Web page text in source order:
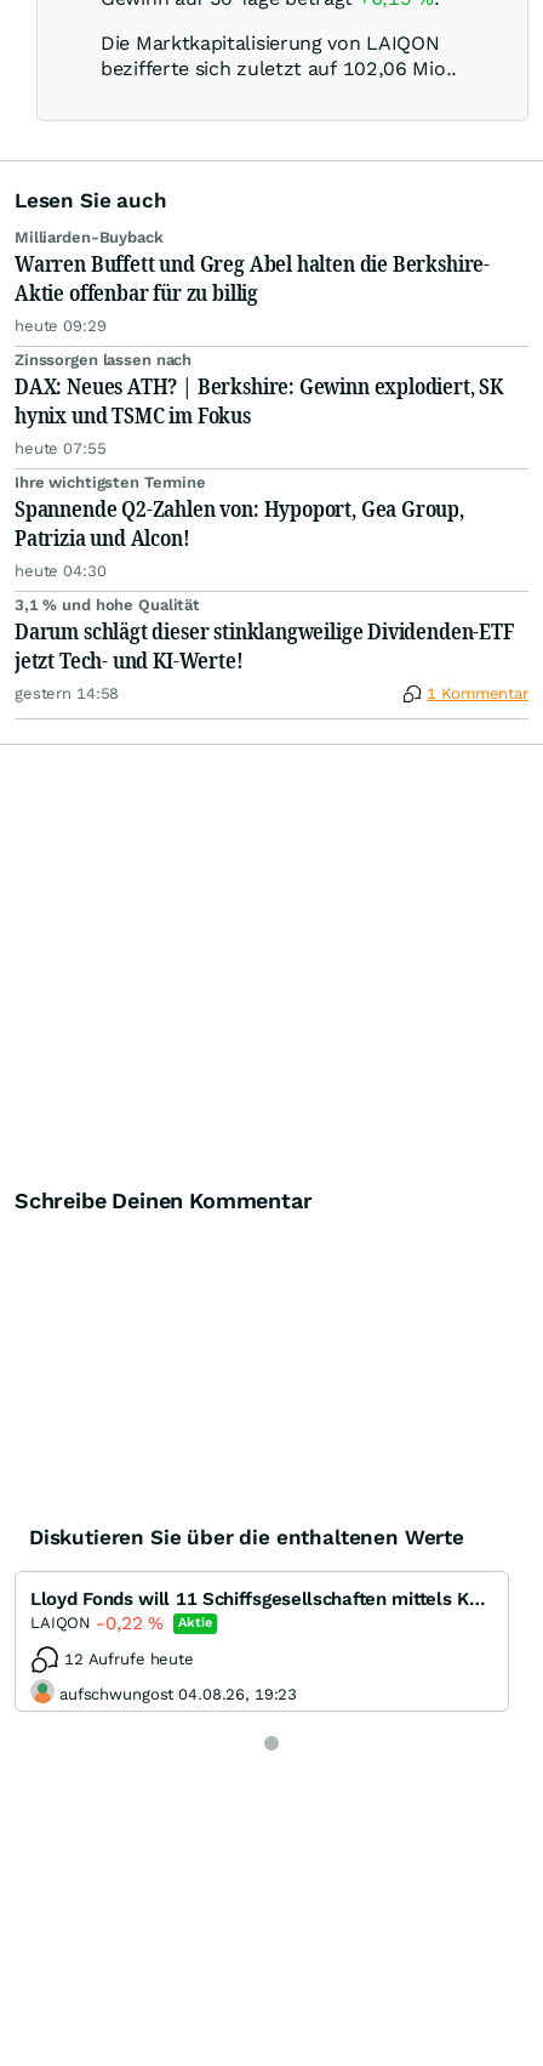
Die Marktkapitalisierung von LAIQON
bezifferte sich zuletzt auf 102,06 Mio..
Lesen Sie auch
Milliarden-Buyback
Warren Buffett und Greg Abel halten die Berkshire-
Aktie offenbar für zu billig
heute 09:29
Zinssorgen lassen nach
DAX: Neues ATH? | Berkshire: Gewinn explodiert, SK
hynix und TSMC im Fokus
heute 07:55
Ihre wichtigsten Termine
Spannende Q2-Zahlen von: Hypoport, Gea Group,
Patrizia und Alcon!
heute 04:30
3,1 % und hohe Qualität
Darum schlägt dieser stinklangweilige Dividenden-ETF
jetzt Tech- und KI-Werte!
gestern 14:58 1 Kommentar
Schreibe Deinen Kommentar
Diskutieren Sie über die enthaltenen Werte
Lloyd Fonds will 11 Schiffsgesellschaften mittels Kapitalerhöhung in die AG integrieren
LAIQON -0,22% Aktie
12 Aufrufe heute
aufschwungost 04.08.26, 19:23